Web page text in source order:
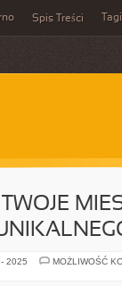
Spis Treści Tagi
2025
MOŻLIWOŚĆ